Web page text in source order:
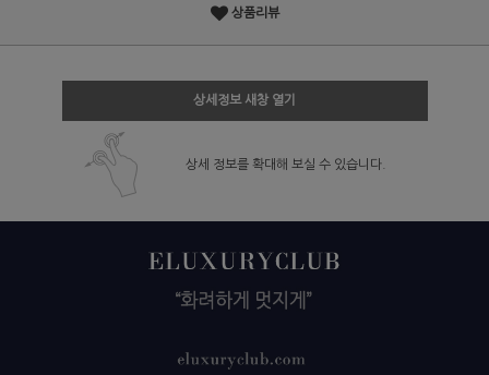
상품리뷰
상세정보 새창 열기
상세 정보를 확대해 보실 수 있습니다.